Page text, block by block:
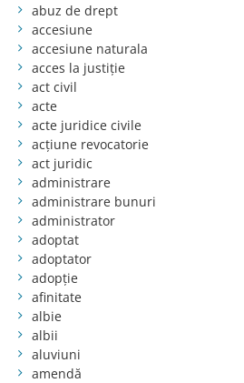
abuz de drept
accesiune
accesiune naturala
acces la justiție
act civil
acte
acte juridice civile
acțiune revocatorie
act juridic
administrare
administrare bunuri
administrator
adoptat
adoptator
adopție
afinitate
albie
albii
aluviuni
amendă